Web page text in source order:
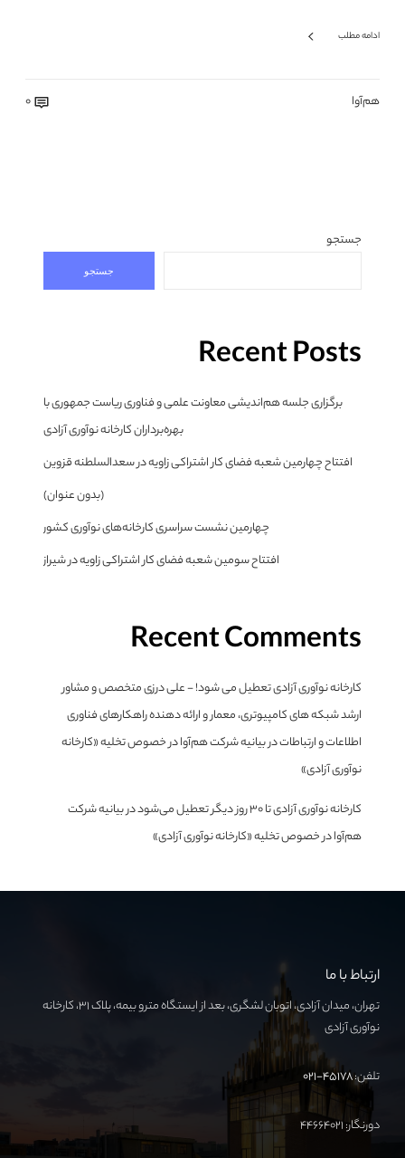
ادامه مطلب
هم‌آوا 0
جستجو
جستجو
Recent Posts
برگزاری جلسه هم‌اندیشی معاونت علمی و فناوری ریاست جمهوری با
بهره‌برداران کارخانه نوآوری آزادی
افتتاح چهارمین شعبه فضای کار اشتراکی زاویه در سعدالسلطنه قزوین
(بدون عنوان)
چهارمین نشست سراسری کارخانه‌های نوآوری کشور
افتتاح سومین شعبه فضای کار اشتراکی زاویه در شیراز
Recent Comments
کارخانه نوآوری آزادی تعطیل می شود! - علی درزی متخصص و مشاور
ارشد شبکه های کامپیوتری، معمار و ارائه دهنده راهکارهای فناوری
اطلاعات و ارتباطاتدربیانیه شرکت هم‌آوا در خصوص تخلیه «کارخانه
نوآوری آزادی»
کارخانه نوآوری آزادی تا ۳۰ روز دیگر تعطیل می‌شود دربیانیه شرکت
هم‌آوا در خصوص تخلیه «کارخانه نوآوری آزادی»
ارتباط با ما
تهران، میدان آزادی، اتوبان لشگری، بعد از ایستگاه مترو بیمه، پلاک ۳۱، کارخانه
نوآوری آزادی
تلفن:۴۵۱۷۸-۰۲۱
دورنگار: ۴۴۶۶۴۰۲۱